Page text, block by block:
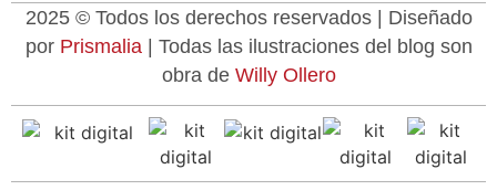
2025 © Todos los derechos reservados | Diseñado
por Prismalia| Todas las ilustraciones del blog son
obra de Willy Ollero